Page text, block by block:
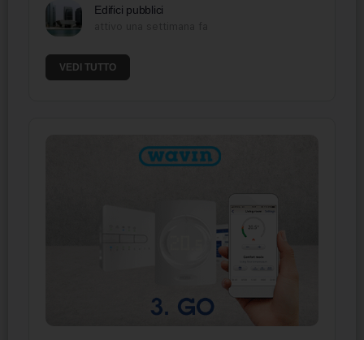
Edifici pubblici
VEDI TUTTO